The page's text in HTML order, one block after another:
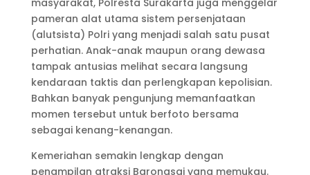
pameran alat utama sistem persenjataan
(alutsista) Polri yang menjadi salah satu pusat
perhatian. Anak-anak maupun orang dewasa
tampak antusias melihat secara langsung
kendaraan taktis dan perlengkapan kepolisian.
Bahkan banyak pengunjung memanfaatkan
momen tersebut untuk berfoto bersama
sebagai kenang-kenangan.
Kemeriahan semakin lengkap dengan
penampilan atraksi Barongsai yang memukau.